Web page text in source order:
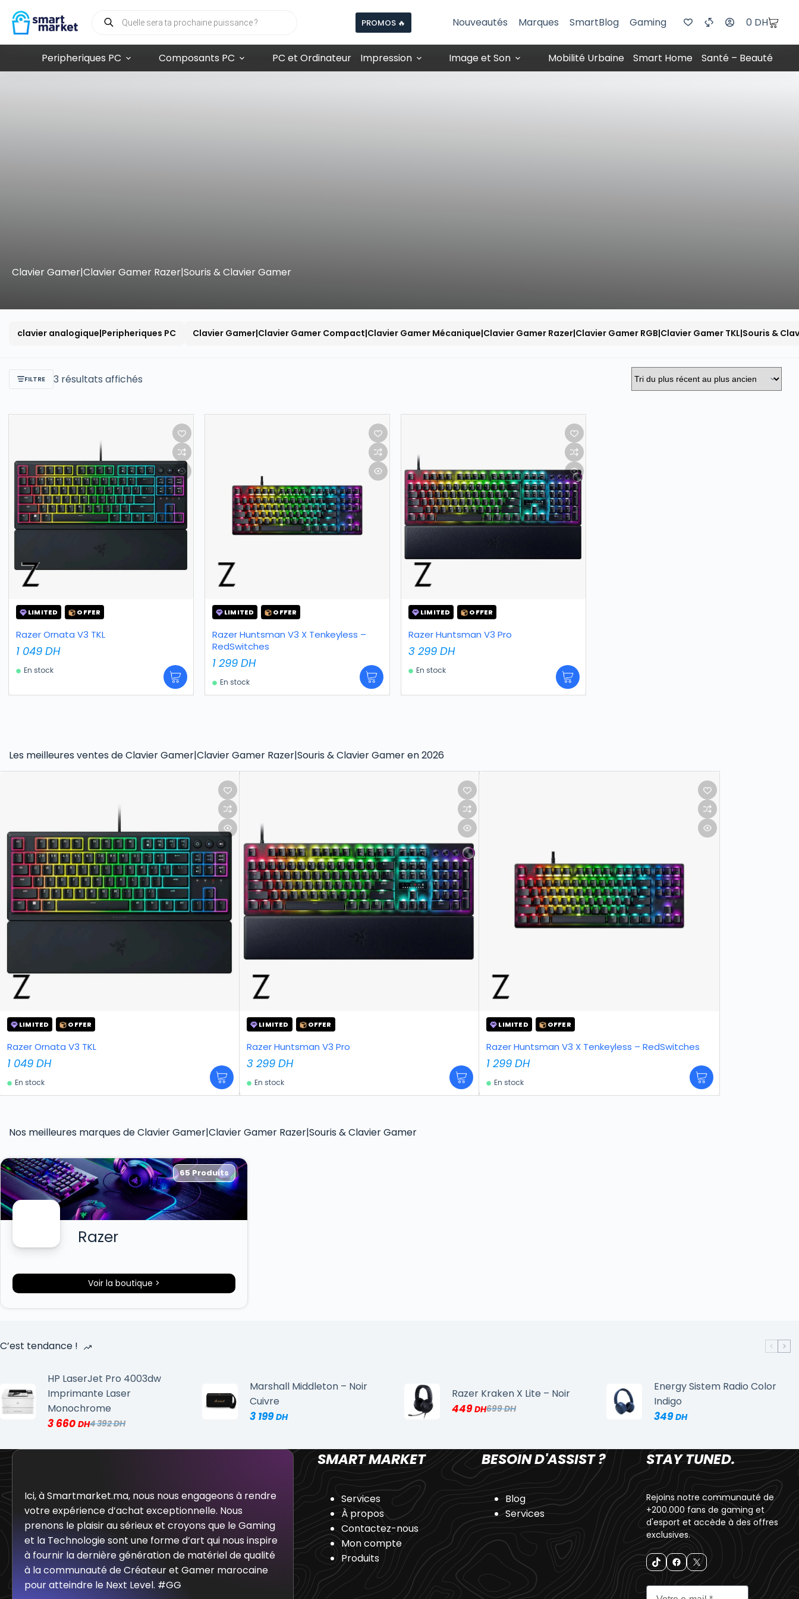
PROMOS 🔥 Nouveautés Marques SmartBlog Gaming 0 DH
Peripheriques PC Composants PC PC et Ordinateur Impression Image et Son Mobilité Urbaine Smart Home Santé – Beauté
Clavier Gamer|Clavier Gamer Razer|Souris & Clavier Gamer
clavier analogique|Peripheriques PC Clavier Gamer|Clavier Gamer Compact|Clavier Gamer Mécanique|Clavier Gamer Razer|Clavier Gamer RGB|Clavier Gamer TKL|Souris &
FILTRE 3 résultats affichés
LIMITED OFFER
Razer Ornata V3 TKL
1 049 DH
En stock
LIMITED OFFER
Razer Huntsman V3 X Tenkeyless –
RedSwitches
1 299 DH
En stock
LIMITED OFFER
Razer Huntsman V3 Pro
3 299 DH
En stock
Les meilleures ventes de Clavier Gamer|Clavier Gamer Razer|Souris & Clavier Gamer en 2026
LIMITED OFFER
Razer Ornata V3 TKL
1 049 DH
En stock
LIMITED OFFER
Razer Huntsman V3 Pro
3 299DH
En stock
LIMITED OFFER
Razer Huntsman V3 X Tenkeyless – RedSwitches
1 299DH
En stock
Nos meilleures marques de Clavier Gamer|Clavier Gamer Razer|Souris & Clavier Gamer
65 Produits
Razer
Voir la boutique >
C’est tendance !
HP LaserJet Pro 4003dw
Imprimante Laser
Monochrome
4 392
3 660
Marshall Middleton – Noir
Cuivre
3 199
Razer Kraken X Lite – Noir
699
449
Energy Sistem Radio Color
Indigo
349
Ici, à Smartmarket.ma, nous nous engageons à rendre
votre expérience d’achat exceptionnelle. Nous
prenons le plaisir au sérieux et croyons que le Gaming
et la Technologie sont une forme d’art qui nous inspire
à fournir la dernière génération de matériel de qualité
à la communauté de Créateur et Gamer marocaine
pour atteindre le Next Level. #GG
SMART MARKET
Services
À propos
Contactez-nous
Mon compte
Produits
BESOIN D'ASSIST ?
Blog
Services
STAY TUNED.
Rejoins notre communauté de
+200.000 fans de gaming et
d'esport et accède à des offres
exclusives.